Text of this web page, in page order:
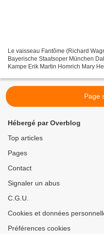
Le vaisseau Fantôme (Richard
Bayerische Staatsoper München
Kampe Erik Martin Homrich Mary
Page
Hébergé par Overblog
Top articles
Pages
Contact
Signaler un abus
C.G.U.
Cookies et données
Préférences cookies